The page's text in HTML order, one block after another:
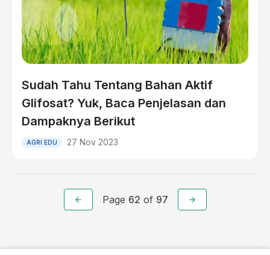
Sudah Tahu Tentang Bahan Aktif
Glifosat? Yuk, Baca Penjelasan dan
Dampaknya Berikut
AGRI EDU 27 Nov 2023
Page 62 of 97